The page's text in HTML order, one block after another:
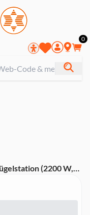
0
(2200 W,